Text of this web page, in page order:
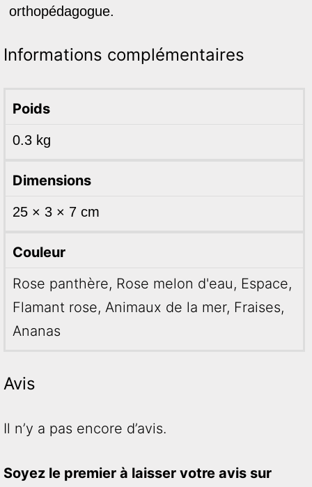
orthopédagogue.
Informations complémentaires
Poids
0.3 kg
Dimensions
25 × 3 × 7 cm
Couleur
Rose panthère, Rose melon d'eau, Espace,
Flamant rose, Animaux de la mer, Fraises,
Ananas
Avis
Il n’y a pas encore d’avis.
Soyez le premier à laisser votre avis sur